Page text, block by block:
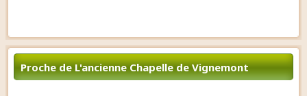
Proche de L'ancienne Chapelle de Vignemont